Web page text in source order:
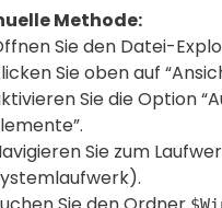
Methode:
Sie den Datei-
Sie oben auf
Sie die Option
Sie zum